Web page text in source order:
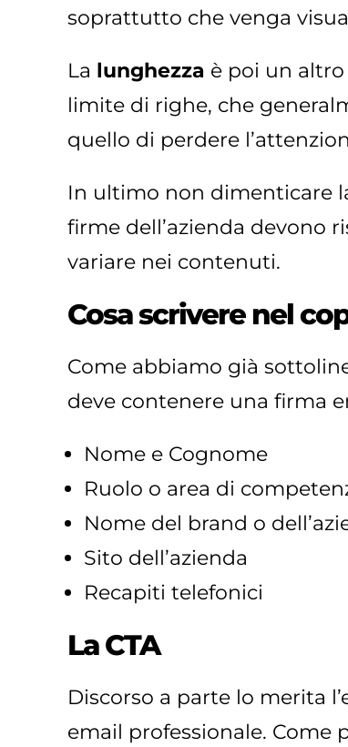
soprattutto che venga
La lunghezza è poi un
limite di righe, che
quello di perdere
In ultimo non dimenticare
firme dell’azienda devono
variare nei contenuti.
Cosa scrivere nel
Come abbiamo già
deve contenere una firma
Nome e Cognome
Ruolo o area di
Nome del brand o
Sito dell’azienda
Recapiti telefonici
La CTA
Discorso a parte lo merita
email professionale. Come